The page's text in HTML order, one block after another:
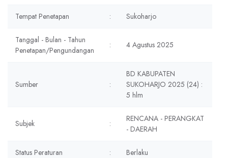
Tempat Penetapan : Sukoharjo
Tanggal - Bulan - Tahun
Penetapan/Pengundangan
: 4 Agustus 2025
Sumber :
BD KABUPATEN
SUKOHARJO 2025 (24) :
5 hlm
Subjek :
RENCANA - PERANGKAT
- DAERAH
Status Peraturan : Berlaku